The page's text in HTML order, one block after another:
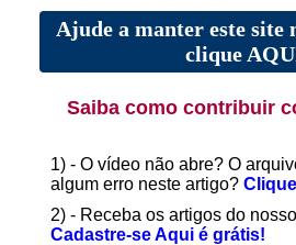
Ajude a manter este site
clique
Saiba como contribuir
1) - O vídeo não abre? O
algum erro neste artigo?
2) - Receba os artigos do
Cadastre-se Aqui é grátis!